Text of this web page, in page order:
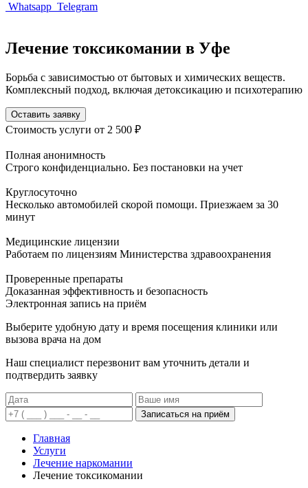
Whatsapp Telegram
Лечение токсикомании в Уфе
Борьба с зависимостью от бытовых и химических веществ.
Комплексный подход, включая детоксикацию и психотерапию
Оставить заявку
Стоимость услуги от 2 500 ₽
Полная анонимность
Строго конфиденциально. Без постановки на учет
Круглосуточно
Несколько автомобилей скорой помощи. Приезжаем за 30
минут
Медицинские лицензии
Работаем по лицензиям Министерства здравоохранения
Проверенные препараты
Доказанная эффективность и безопасность
Электронная запись на приём
Выберите удобную дату и время посещения клиники или
вызова врача на дом
Наш специалист перезвонит вам уточнить детали и
подтвердить заявку
Записаться на приём
Главная
Услуги
Лечение наркомании
Лечение токсикомании